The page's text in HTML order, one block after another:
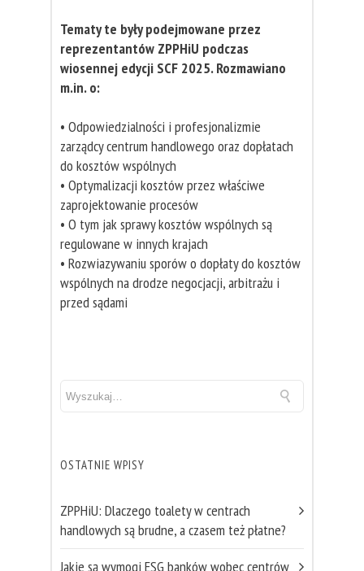
Tematy te były podejmowane przez
reprezentantów ZPPHiU podczas
wiosennej edycji SCF 2025. Rozmawiano
m.in. o:
• Odpowiedzialności i profesjonalizmie
zarządcy centrum handlowego oraz dopłatach
do kosztów wspólnych
• Optymalizacji kosztów przez właściwe
zaprojektowanie procesów
• O tym jak sprawy kosztów wspólnych są
regulowane w innych krajach
• Rozwiazywaniu sporów o dopłaty do kosztów
wspólnych na drodze negocjacji, arbitrażu i
przed sądami
OSTATNIE WPISY
ZPPHiU: Dlaczego toalety w centrach
handlowych są brudne, a czasem też płatne?
Jakie są wymogi ESG banków wobec centrów